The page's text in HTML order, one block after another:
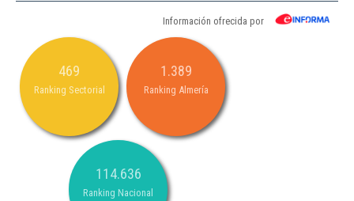
Información ofrecida por
469
Ranking Sectorial
1.389
Ranking Almería
114.636
Ranking Nacional